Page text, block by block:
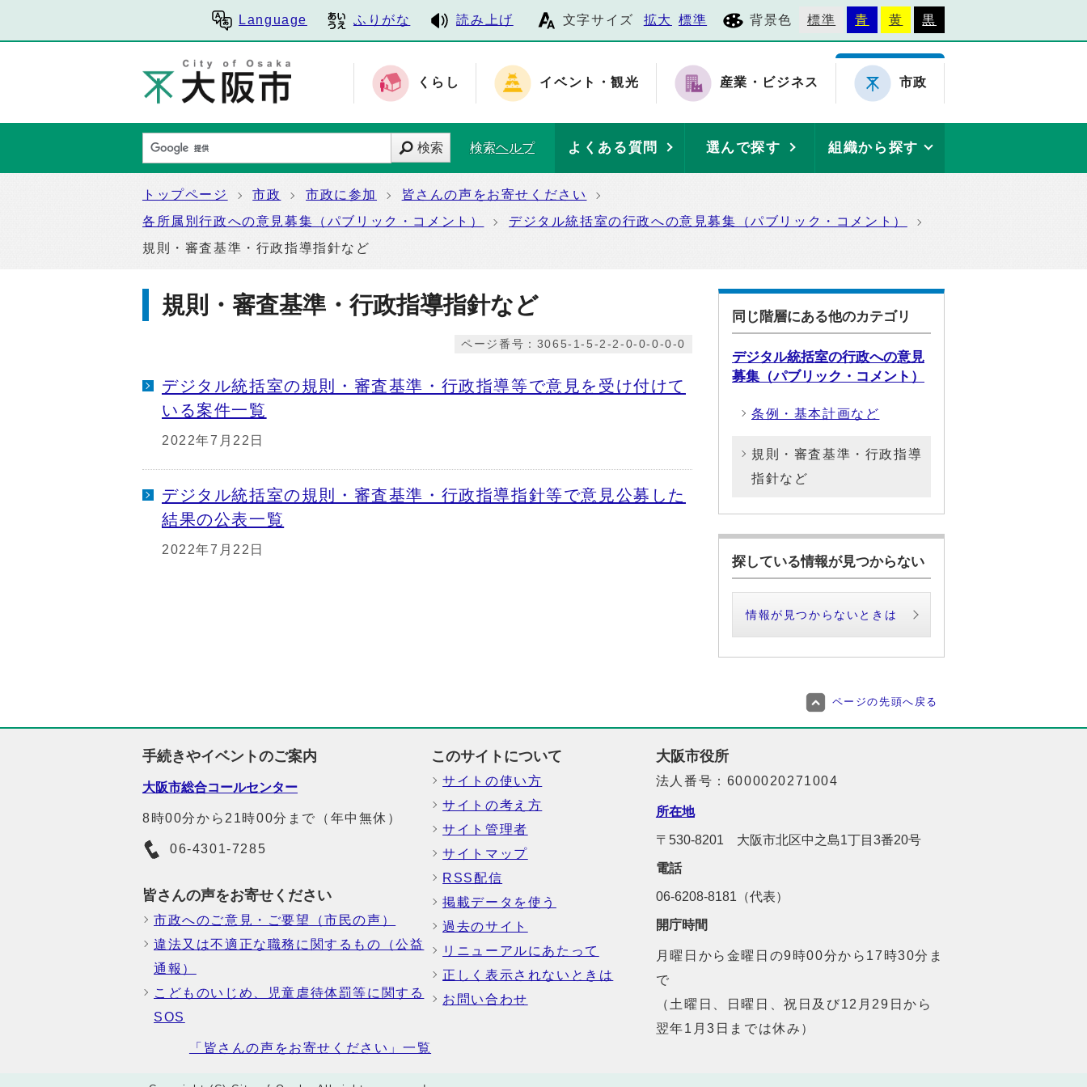
Language ふりがな 読み上げ 文字サイズ 拡大 標準 背景色 標準 青 黄 黒
くらし イベント・観光 産業・ビジネス 市政
検索 検索ヘルプ よくある質問 選んで探す 組織から探す
トップページ 市政 市政に参加
皆さんの声をお寄せください
各所属別行政への意見募集（パブリック・コメント）
デジタル統括室の行政への意見募集（パブリック・コメント）
規則・審査基準・行政指導指針など
規則・審査基準・行政指導指針など
ページ番号：3065-1-5-2-2-0-0-0-0-0
デジタル統括室の規則・審査基準・行政指導等で意見を受け付けて
いる案件一覧
2022年7月22日
デジタル統括室の規則・審査基準・行政指導指針等で意見公募した
結果の公表一覧
2022年7月22日
同じ階層にある他のカテゴリ
デジタル統括室の行政への意見
募集（パブリック・コメント）
条例・基本計画など
規則・審査基準・行政指導
指針など
探している情報が見つからない
情報が見つからないときは
ページの先頭へ戻る
手続きやイベントのご案内
大阪市総合コールセンター
8時00分から21時00分まで（年中無休）
06-4301-7285
皆さんの声をお寄せください
市政へのご意見・ご要望（市民の声）
違法又は不適正な職務に関するもの（公益
通報）
こどものいじめ、児童虐待体罰等に関する
SOS
「皆さんの声をお寄せください」一覧
このサイトについて
サイトの使い方
サイトの考え方
サイト管理者
サイトマップ
RSS配信
掲載データを使う
過去のサイト
リニューアルにあたって
正しく表示されないときは
お問い合わせ
大阪市役所
法人番号：6000020271004
所在地
〒530-8201 大阪市北区中之島1丁目3番20号
電話
06-6208-8181（代表）
開庁時間
月曜日から金曜日の9時00分から17時30分ま
で
（土曜日、日曜日、祝日及び12月29日から
翌年1月3日までは休み）